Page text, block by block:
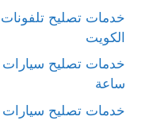
خدمات تصليح
الكويت
ساعة
خدمات تصليح سيارات